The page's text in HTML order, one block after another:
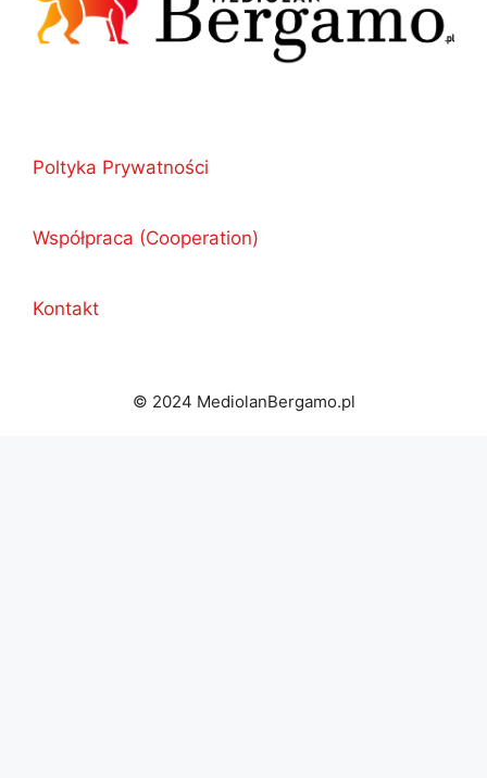
Poltyka Prywatności
Współpraca (Cooperation)
Kontakt
© 2024 MediolanBergamo.pl